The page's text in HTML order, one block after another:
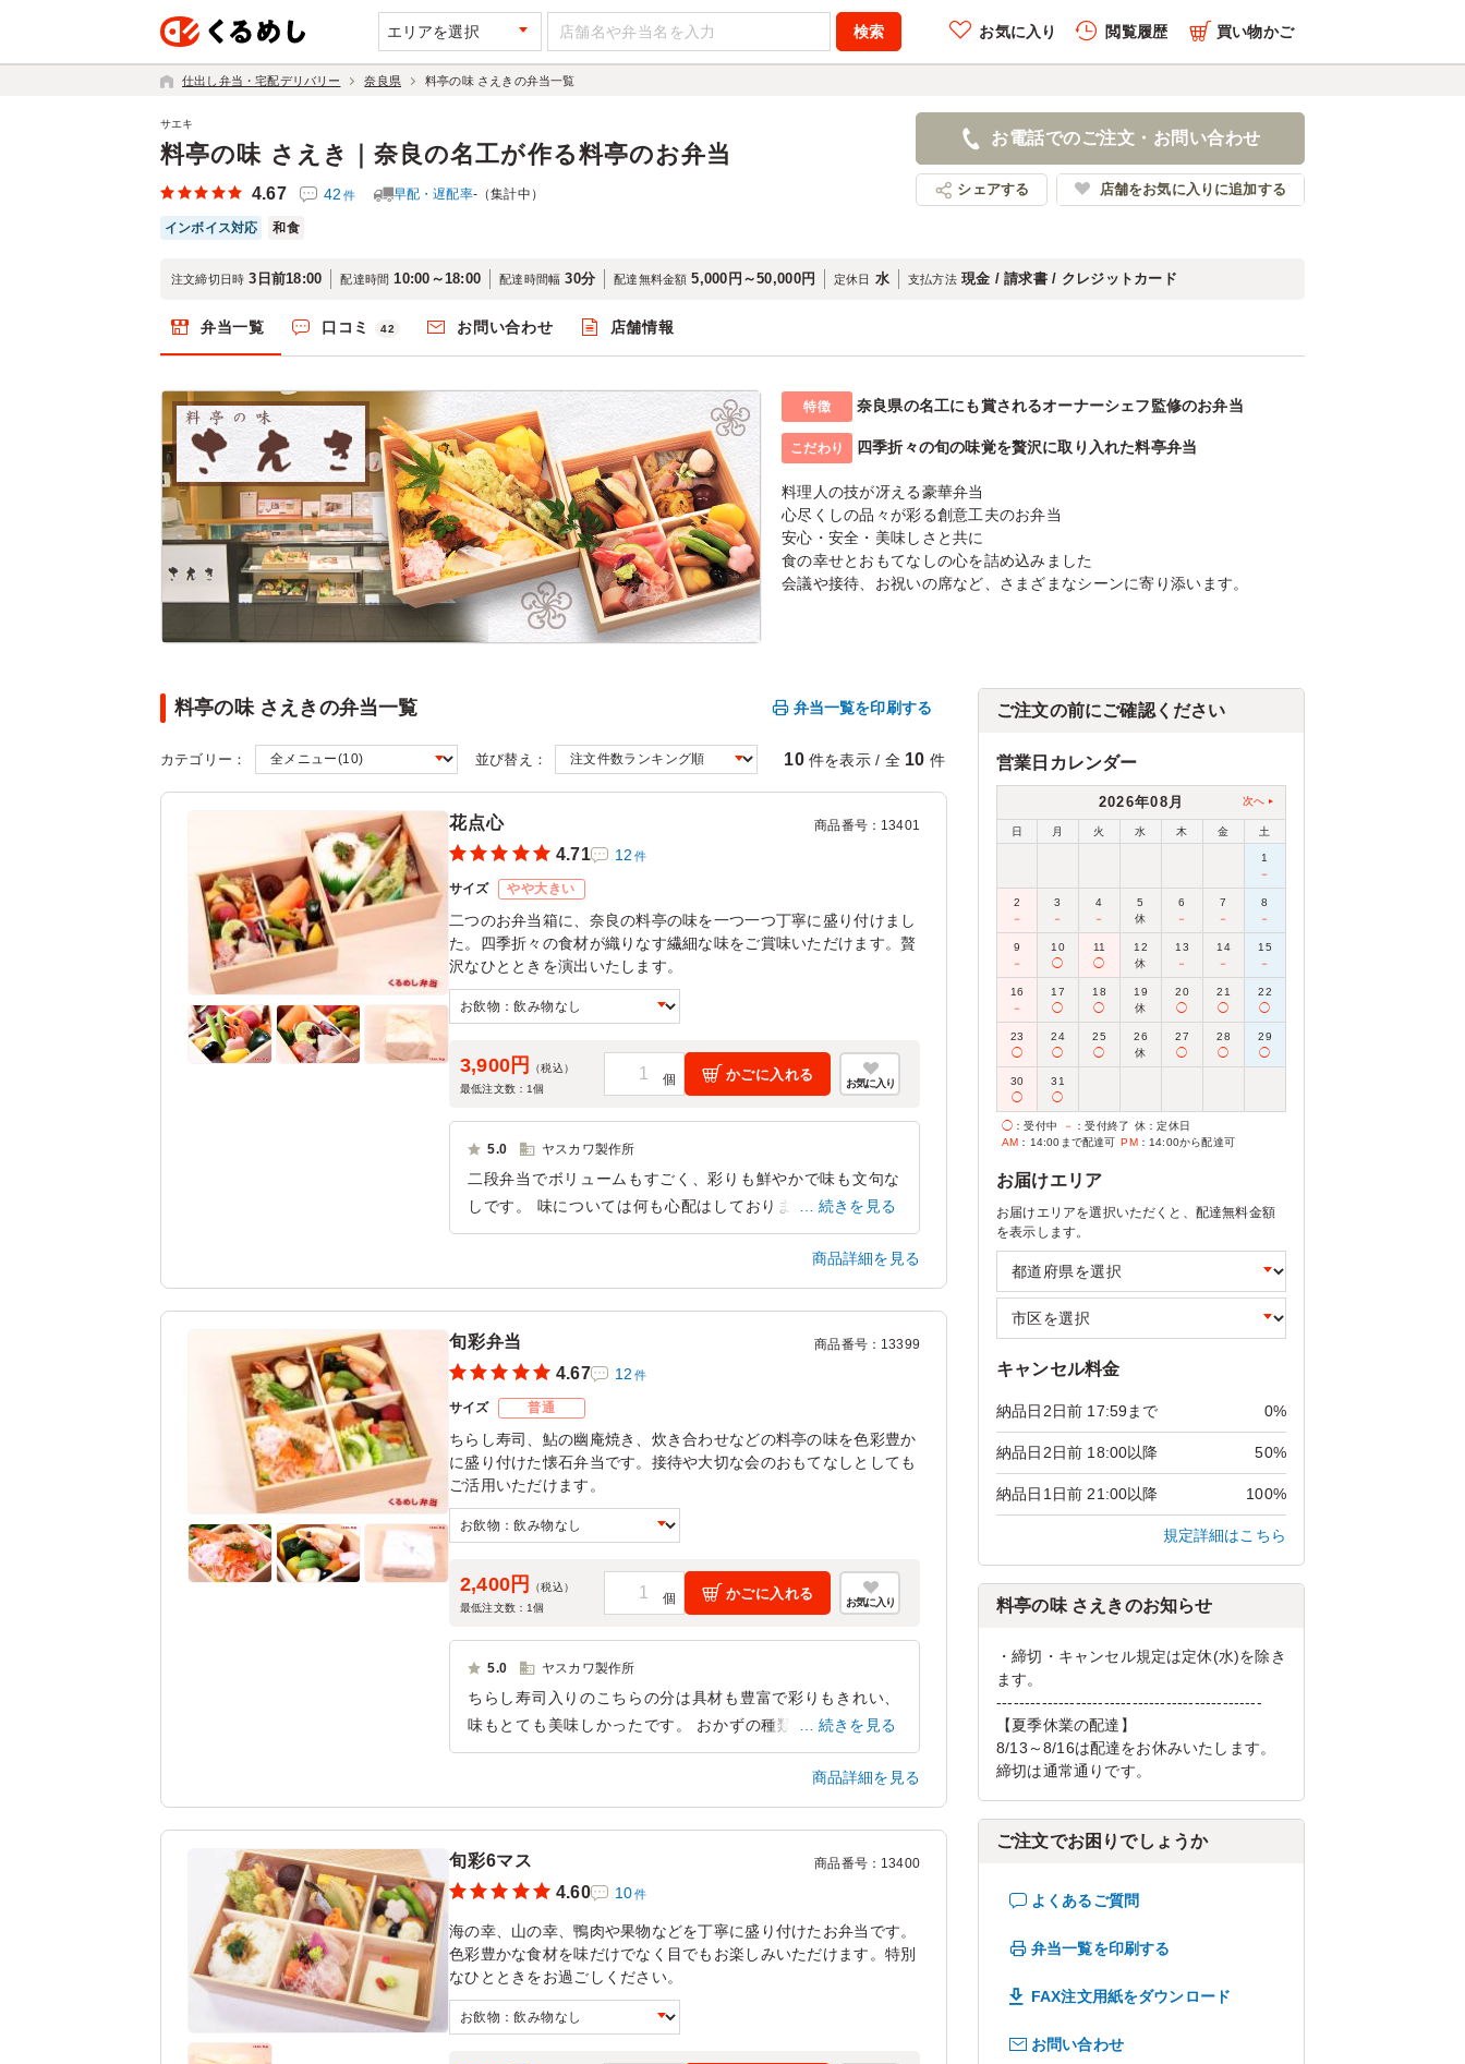
エリアを選択 お気に入り 閲覧履歴 買い物かご
仕出し弁当・宅配デリバリー 奈良県 料亭の味 さえきの弁当一覧
料亭の味 さえき｜奈良の名工が作る料亭のお弁当
サエキ
4.67 42 件 早配・遅配率-（集計中）
インボイス対応 和食
お電話でのご注文・お問い合わせ
シェアする 店舗をお気に入りに追加する
注文締切日時 3日前18:00 配達時間 10:00～18:00 配達時間幅 30分 配達無料金額 5,000円～50,000円 定休日 水 支払方法 現金 / 請求書 / クレジットカード
弁当一覧 口コミ 42 お問い合わせ 店舗情報
特徴 奈良県の名工にも賞されるオーナーシェフ監修のお弁当
こだわり 四季折々の旬の味覚を贅沢に取り入れた料亭弁当
料理人の技が冴える豪華弁当
心尽くしの品々が彩る創意工夫のお弁当
安心・安全・美味しさと共に
食の幸せとおもてなしの心を詰め込みました
会議や接待、お祝いの席など、さまざまなシーンに寄り添います。
料亭の味 さえきの弁当一覧 弁当一覧を印刷する
カテゴリー： 並び替え： 10 件を表示 / 全 10 件
花点心 商品番号： 13401
4.71 12 件
サイズ やや大きい
二つのお弁当箱に、奈良の料亭の味を一つ一つ丁寧に盛り付けまし
た。四季折々の食材が織りなす繊細な味をご賞味いただけます。贅
沢なひとときを演出いたします。
3,900円
（税込）
最低注文数： 1個
かごに入れる
お気に入り
5.0 ヤスカワ製作所
二段弁当でボリュームもすごく、彩りも鮮やかで味も文句な
しです。 味については何も心配はしておりませんでした
が、やはり期待どおりのお味と彩りで、 親戚一同もとても
奈良県北葛城郡広陵町三吉2024/05/27
続きを見る
商品詳細を見る
旬彩弁当 商品番号： 13399
4.67 12 件
サイズ 普通
ちらし寿司、鮎の幽庵焼き、炊き合わせなどの料亭の味を色彩豊か
に盛り付けた懐石弁当です。接待や大切な会のおもてなしとしても
ご活用いただけます。
2,400円
（税込）
最低注文数： 1個
かごに入れる
お気に入り
5.0 ヤスカワ製作所
ちらし寿司入りのこちらの分は具材も豊富で彩りもきれい、
味もとても美味しかったです。 おかずの種類も豊富で、
色々なお味を楽しむことができました。 小食のご婦人方に
奈良県北葛城郡広陵町三吉2024/05/27
続きを見る
商品詳細を見る
旬彩6マス 商品番号： 13400
4.60 10件
海の幸、山の幸、鴨肉や果物などを丁寧に盛り付けたお弁当です。
色彩豊かな食材を味だけでなく目でもお楽しみいただけます。特別
なひとときをお過ごしください。
ご注文の前にご確認ください
営業日カレンダー
2026年08月 次へ
日 月 火 水 木 金 土
1
－
2
－
3
－
4
－
5
休
6
－
7
－
8
－
9
－
10
◯
11
◯
12
休
13
－
14
－
15
－
16
－
17
◯
18
◯
19
休
20
◯
21
◯
22
◯
23
◯
24
◯
25
◯
26
休
27
◯
28
◯
29
◯
30
◯
31
◯
◯ ：受付中 － ：受付終了 休 ：定休日
AM ：14:00まで配達可 PM：14:00から配達可
お届けエリア
お届けエリアを選択いただくと、配達無料金額
を表示します。
キャンセル料金
納品日2日前 17:59まで 0%
納品日2日前 18:00以降 50%
納品日1日前 21:00以降 100%
規定詳細はこちら
料亭の味 さえきのお知らせ
・締切・キャンセル規定は定休(水)を除き
ます。
-----------------------------------------------
【夏季休業の配達】
8/13～8/16は配達をお休みいたします。
締切は通常通りです。
ご注文でお困りでしょうか
よくあるご質問
弁当一覧を印刷する
FAX注文用紙をダウンロード
お問い合わせ